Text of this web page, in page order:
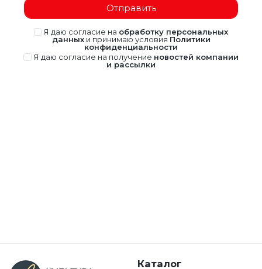
Отправить
Я даю согласие на обработку персональных
данныхи принимаю условия Политики
конфиденциальности
Я даю согласие на получение новостей компании
и рассылки
Каталог